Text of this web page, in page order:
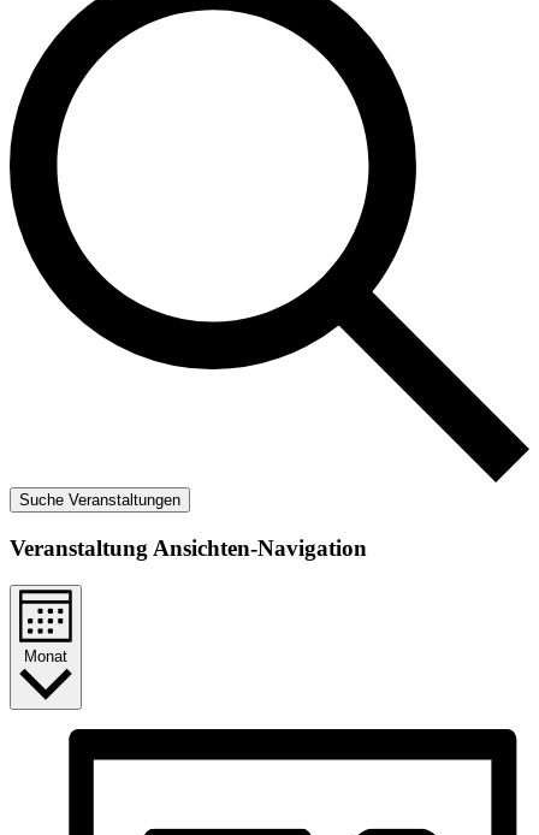
Suche Veranstaltungen
Veranstaltung Ansichten-Navigation
Monat